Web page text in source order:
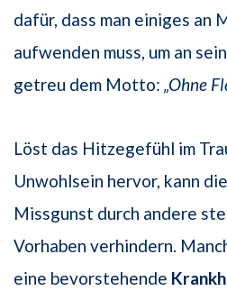
dafür, dass man einiges an
aufwenden muss, um an
getreu dem Motto: „Ohne
Löst das Hitzegefühl im
Unwohlsein hervor, kann
Missgunst durch andere
Vorhaben verhindern.
eine bevorstehende